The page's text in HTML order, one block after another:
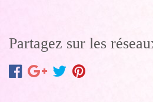
Partagez sur les